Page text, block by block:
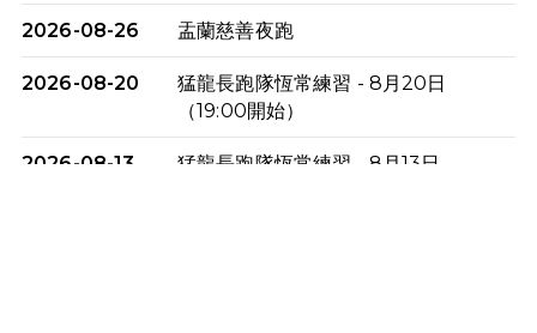
2026-08-26 盂蘭慈善夜跑
2026-08-20
猛龍長跑隊恆常練習 - 8月20日
（19:00開始）
2026-08-13
猛龍長跑隊恆常練習 - 8月13日